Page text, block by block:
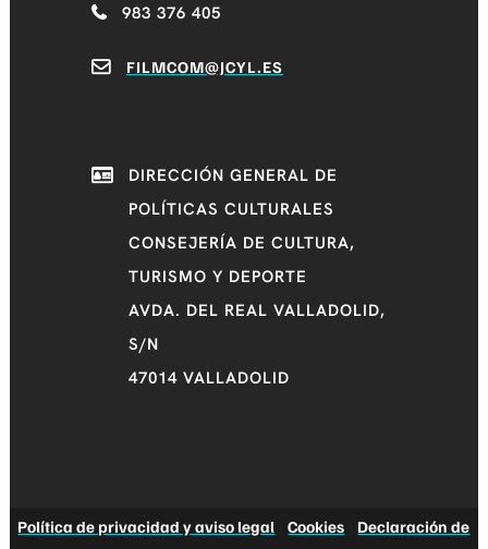
983 376 405
FILMCOM@JCYL.ES
DIRECCIÓN GENERAL DE
POLÍTICAS CULTURALES
CONSEJERÍA DE CULTURA,
TURISMO Y DEPORTE
AVDA. DEL REAL VALLADOLID,
S/N
47014 VALLADOLID
Política de privacidad y aviso legal |Cookies Declaración de